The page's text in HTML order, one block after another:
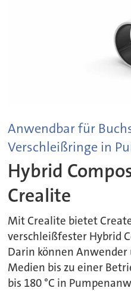
Anwendbar für
Verschleißringe in
Hybrid
Crealite
Mit Crealite bietet
verschleißfester Hybrid
Darin können
Medien bis zu einer
bis 180 °C in